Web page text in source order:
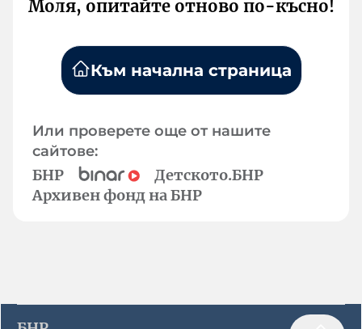
Моля, опитайте отново по-късно!
Към начална страница
Или проверете още от нашите
сайтове:
БНР
Детското.БНР
Архивен фонд на БНР